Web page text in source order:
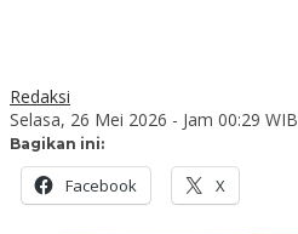
Redaksi
Selasa, 26 Mei 2026 - Jam 00:29 WIB
Bagikan ini:
Facebook X